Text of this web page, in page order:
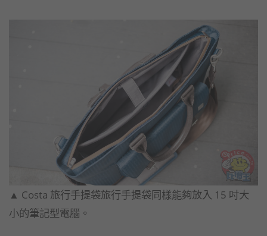
▲​ ​Costa 旅行手提袋旅行手提袋同樣能夠放入 15 吋大
小的筆記型電腦。